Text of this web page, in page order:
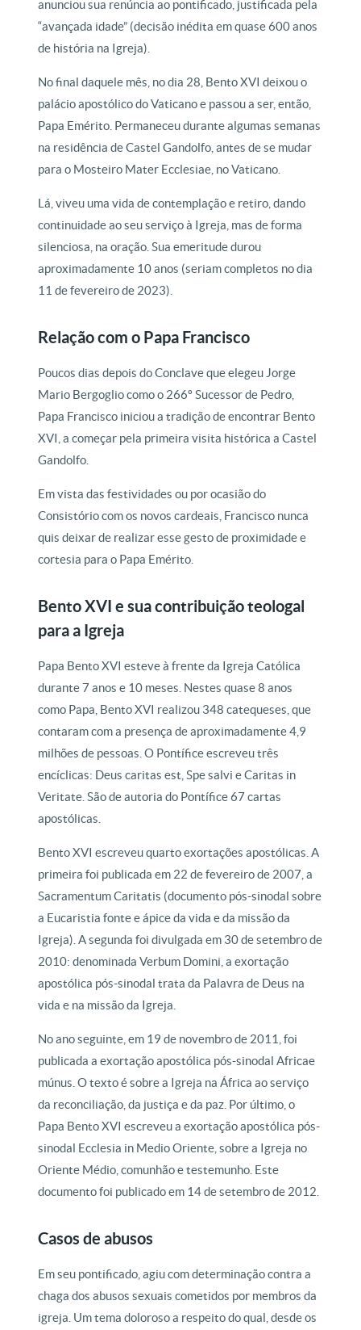
anunciou sua renúncia ao pontificado, justificada pela
“avançada idade” (decisão inédita em quase 600 anos
de história na Igreja).
No final daquele mês, no dia 28, Bento XVI deixou o
palácio apostólico do Vaticano e passou a ser, então,
Papa Emérito. Permaneceu durante algumas semanas
na residência de Castel Gandolfo, antes de se mudar
para o Mosteiro Mater Ecclesiae, no Vaticano.
Lá, viveu uma vida de contemplação e retiro, dando
continuidade ao seu serviço à Igreja, mas de forma
silenciosa, na oração. Sua emeritude durou
aproximadamente 10 anos (seriam completos no dia
11 de fevereiro de 2023).
Relação com o Papa Francisco
Poucos dias depois do Conclave que elegeu Jorge
Mario Bergoglio como o 266º Sucessor de Pedro,
Papa Francisco iniciou a tradição de encontrar Bento
XVI, a começar pela primeira visita histórica a Castel
Gandolfo.
Em vista das festividades ou por ocasião do
Consistório com os novos cardeais, Francisco nunca
quis deixar de realizar esse gesto de proximidade e
cortesia para o Papa Emérito.
Bento XVI e sua contribuição teologal
para a Igreja
Papa Bento XVI esteve à frente da Igreja Católica
durante 7 anos e 10 meses. Nestes quase 8 anos
como Papa, Bento XVI realizou 348 catequeses, que
contaram com a presença de aproximadamente 4,9
milhões de pessoas. O Pontífice escreveu três
encíclicas: Deus caritas est, Spe salvi e Caritas in
Veritate. São de autoria do Pontífice 67 cartas
apostólicas.
Bento XVI escreveu quarto exortações apostólicas. A
primeira foi publicada em 22 de fevereiro de 2007, a
Sacramentum Caritatis (documento pós-sinodal sobre
a Eucaristia fonte e ápice da vida e da missão da
Igreja). A segunda foi divulgada em 30 de setembro de
2010: denominada Verbum Domini, a exortação
apostólica pós-sinodal trata da Palavra de Deus na
vida e na missão da Igreja.
No ano seguinte, em 19 de novembro de 2011, foi
publicada a exortação apostólica pós-sinodal Africae
múnus. O texto é sobre a Igreja na África ao serviço
da reconciliação, da justiça e da paz. Por último, o
Papa Bento XVI escreveu a exortação apostólica pós-
sinodal Ecclesia in Medio Oriente, sobre a Igreja no
Oriente Médio, comunhão e testemunho. Este
documento foi publicado em 14 de setembro de 2012.
Casos de abusos
Em seu pontificado, agiu com determinação contra a
chaga dos abusos sexuais cometidos por membros da
igreja. Um tema doloroso a respeito do qual, desde os